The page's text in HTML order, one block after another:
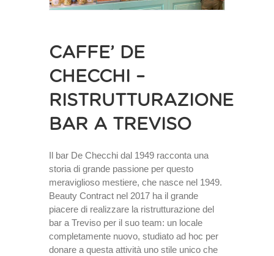
CAFFE’ DE
CHECCHI –
RISTRUTTURAZIONE
BAR A TREVISO
Il bar De Checchi dal 1949 racconta una
storia di grande passione per questo
meraviglioso mestiere, che nasce nel 1949.
Beauty Contract nel 2017 ha il grande
piacere di realizzare la ristrutturazione del
bar a Treviso per il suo team: un locale
completamente nuovo, studiato ad hoc per
donare a questa attività uno stile unico che